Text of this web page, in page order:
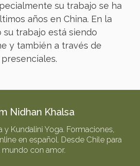
su trabajo se ha
años en China. En la
su trabajo está siendo
y también a través de
Nidhan Khalsa
y Kundalini Yoga. Formaciones,
en español. Desde Chile para
mundo con amor.